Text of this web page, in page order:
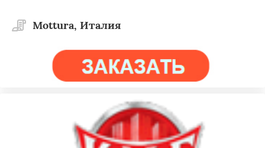
Mottura, Италия